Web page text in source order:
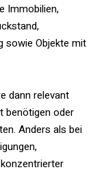
Immobilien,
sowie Objekte mit
dann relevant
benötigen oder
Anders als bei